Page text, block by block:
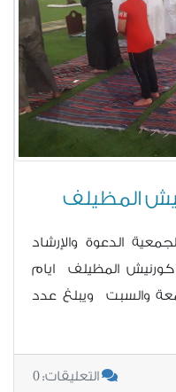
المظيلف
الدعوة والإرشاد
كورنيش المظيلف ايام
والسبت ويبلغ عدد
التعليقات:0